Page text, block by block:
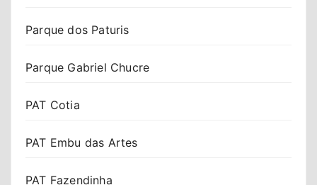
Parque dos Paturis
Parque Gabriel Chucre
PAT Cotia
PAT Embu das Artes
PAT Fazendinha